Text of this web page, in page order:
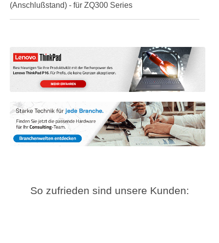
(Anschlußstand) - für ZQ300 Series
So zufrieden sind unsere Kunden: